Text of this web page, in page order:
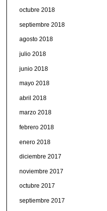
octubre 2018
septiembre 2018
agosto 2018
julio 2018
junio 2018
mayo 2018
abril 2018
marzo 2018
febrero 2018
enero 2018
diciembre 2017
noviembre 2017
octubre 2017
septiembre 2017